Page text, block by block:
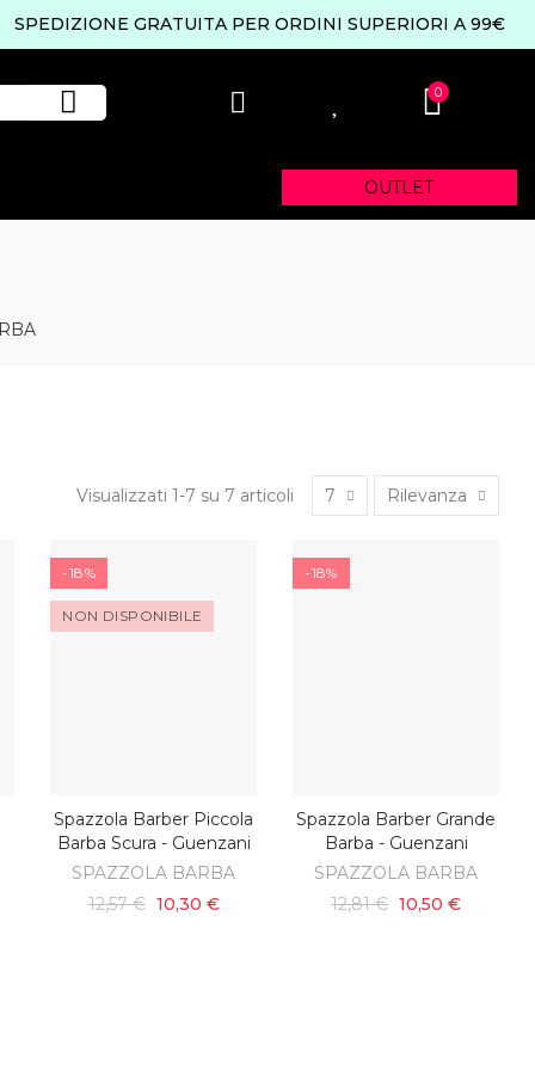
SPEDIZIONE GRATUITA PER ORDINI SUPERIORI A 99€
0
OUTLET
Visualizzati 1-7 su 7 articoli 7 Rilevanza
-18%
NON DISPONIBILE
SCOPRI
Spazzola Barber Piccola
Barba Scura - Guenzani
SPAZZOLA BARBA
12,57 € 10,30 €
-18%
AGGIUNGI AL CARRELLO
Spazzola Barber Grande
Barba - Guenzani
SPAZZOLA BARBA
12,81 € 10,50 €